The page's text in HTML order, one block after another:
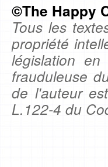
©The Happy
Tous les
propriété
législation
frauduleuse
de l'auteur
L.122-4 du